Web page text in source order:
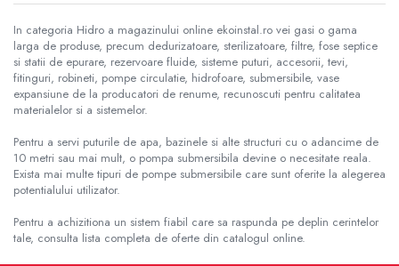
In categoria Hidro a magazinului online ekoinstal.ro vei gasi o gama
larga de produse, precum dedurizatoare, sterilizatoare, filtre, fose septice
si statii de epurare, rezervoare fluide, sisteme puturi, accesorii, tevi,
fitinguri, robineti, pompe circulatie, hidrofoare, submersibile, vase
expansiune de la producatori de renume, recunoscuti pentru calitatea
materialelor si a sistemelor.
Pentru a servi puturile de apa, bazinele si alte structuri cu o adancime de
10 metri sau mai mult, o pompa submersibila devine o necesitate reala.
Exista mai multe tipuri de pompe submersibile care sunt oferite la alegerea
potentialului utilizator.
Pentru a achizitiona un sistem fiabil care sa raspunda pe deplin cerintelor
tale, consulta lista completa de oferte din catalogul online.